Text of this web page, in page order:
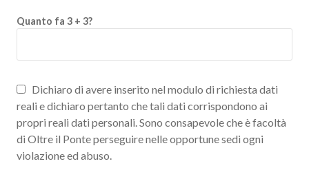
Quanto fa 3 + 3?
Dichiaro di avere inserito nel modulo di richiesta dati
reali e dichiaro pertanto che tali dati corrispondono ai
propri reali dati personali. Sono consapevole che è facoltà
di Oltre il Ponte perseguire nelle opportune sedi ogni
violazione ed abuso.